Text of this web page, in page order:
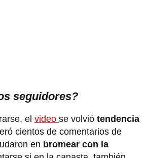
seguidores?
el video se volvió tendencia
cientos de comentarios de
en bromear con la